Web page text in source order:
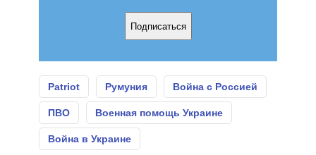
Подписаться
Patriot Румуния Война с Россией
ПВО Военная помощь Украине
Война в Украине